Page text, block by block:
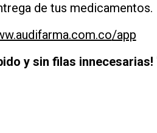
de tus medicamentos.
/app
y sin filas innecesarias!